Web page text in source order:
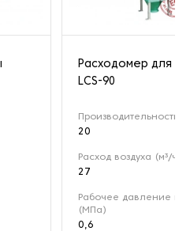
Расходомер для
LCS-90
Производительность
20
Расход воздуха (м³/ч)
27
Рабочее давление
(МПа)
0,6